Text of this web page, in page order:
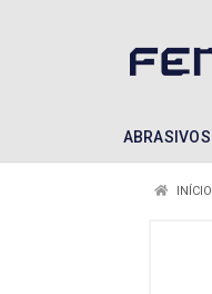
ABRASIVOS
INÍCIO